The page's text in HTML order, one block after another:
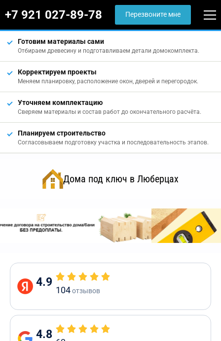
+7 921 027-89-78 Перезвоните мне
Готовим материалы сами
Отбираем древесину и подготавливаем детали домокомплекта.
Корректируем проекты
Меняем планировку, расположение окон, дверей и перегородок.
Уточняем комплектацию
Сверяем материалы и состав работ до окончательного расчёта.
Планируем строительство
Согласовываем подготовку участка и последовательность этапов.
Дома под ключ в Люберцах
4.9
104отзывов
4.8